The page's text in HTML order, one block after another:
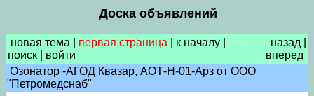
Доска объявлений
новая тема первая страница к началу
поиск
войти
назад
вперед
Озонатор -АГОД Квазар, АОТ-Н-01-Арз от ООО
"Петромедснаб"